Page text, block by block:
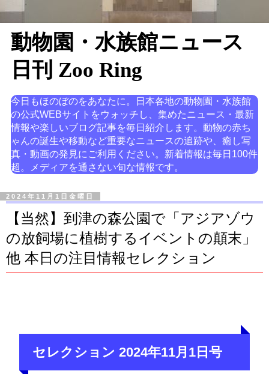
動物園・水族館ニュース
日刊 Zoo Ring
今日もほのぼのをあなたに。日本各地の動物園・水族館
の公式WEBサイトをウォッチし、集めたニュース・最新
情報や楽しいブログ記事を毎日紹介します。動物の赤ち
ゃんの誕生や移動など重要なニュースの追跡や、癒し写
真・動画の発見にご利用ください。新着情報は毎日100件
超。メディアを通さない旬な情報です。
2024年11月1日金曜日
【当然】到津の森公園で「アジアゾウ
の放飼場に植樹するイベントの顛末」
他 本日の注目情報セレクション
セレクション 2024年11月1日号